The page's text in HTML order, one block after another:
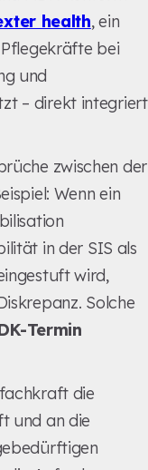
health, ein
bei
und
– direkt integriert
zwischen der
Wenn ein
in der SIS als
wird,
Solche
Termin
die
und an die